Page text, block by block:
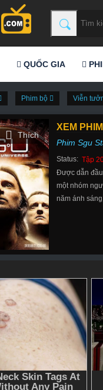
QUỐC GIA
Phim bộ Viễn
XEM
Phim Sgu
Status: Tập
Được dẫn đầu
một nhóm
năm ánh